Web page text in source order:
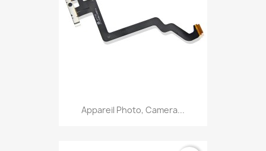
Appareil Photo, Camera...